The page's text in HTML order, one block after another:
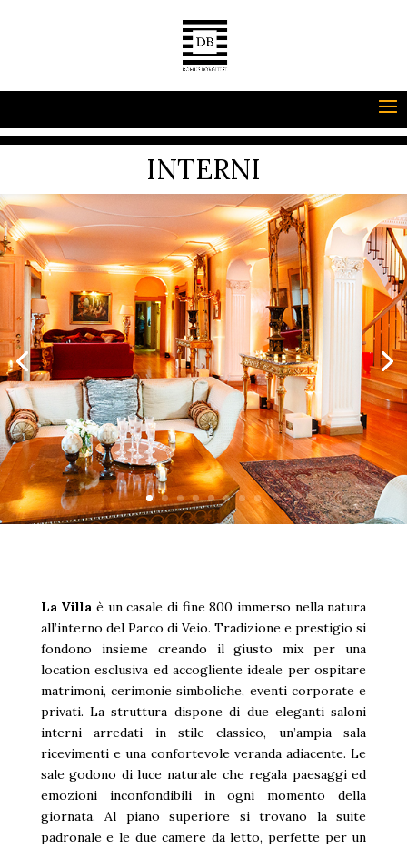
INTERNI
La Villa è un casale di fine 800 immerso nella natura
all’interno del Parco di Veio. Tradizione e prestigio si
fondono insieme creando il giusto mix per una
location esclusiva ed accogliente ideale per ospitare
matrimoni, cerimonie simboliche, eventi corporate e
privati. La struttura dispone di due eleganti saloni
interni arredati in stile classico, un’ampia sala
ricevimenti e una confortevole veranda adiacente. Le
sale godono di luce naturale che regala paesaggi ed
emozioni inconfondibili in ogni momento della
giornata. Al piano superiore si trovano la suite
padronale e le due camere da letto, perfette per un